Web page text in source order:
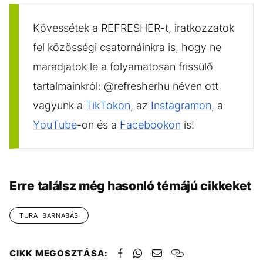
Kövessétek a REFRESHER-t, iratkozzatok
fel közösségi csatornáinkra is, hogy ne
maradjatok le a folyamatosan frissülő
tartalmainkról: @refresherhu néven ott
vagyunk a TikTokon, az Instagramon, a
YouTube-on és a Facebookon is!
Erre találsz még hasonló témájú cikkeket
TURAI BARNABÁS
CIKK MEGOSZTÁSA: